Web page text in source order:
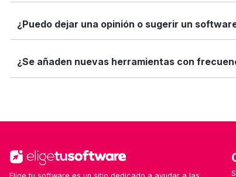
Elige tu software está diseñado para todo tipo de
tamaño de tu equipo, presupuesto o sector.
¿Puedo dejar una opinión o sugerir un
Sí. Si quieres valorar un software que ya usas o
ayuda!
¿Se añaden nuevas herramientas con